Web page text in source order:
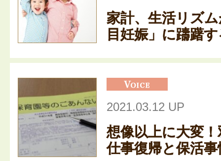
家計、生活リズ
目妊娠」に躊躇
2021.03.12 UP
想像以上に大変
仕事復帰と保活事